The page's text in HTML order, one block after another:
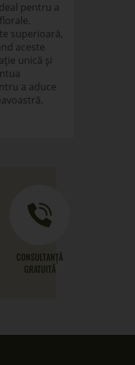
pentru a
superioară,
aceste
unică și
a aduce
CONSULTANȚĂ
GRATUITĂ